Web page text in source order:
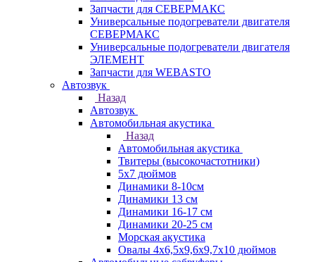
Запчасти для СЕВЕРМАКС
Универсальные подогреватели двигателя
СЕВЕРМАКС
Универсальные подогреватели двигателя
ЭЛЕМЕНТ
Запчасти для WEBASTO
Автозвук
Назад
Автозвук
Автомобильная акустика
Назад
Автомобильная акустика
Твитеры (высокочастотники)
5x7 дюймов
Динамики 8-10см
Динамики 13 см
Динамики 16-17 см
Динамики 20-25 см
Морская акустика
Овалы 4х6,5х9,6x9,7х10 дюймов